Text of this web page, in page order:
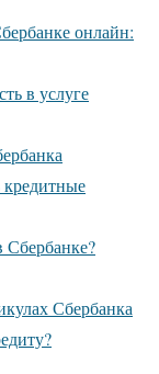
онлайн:
в услуге
Сбербанка